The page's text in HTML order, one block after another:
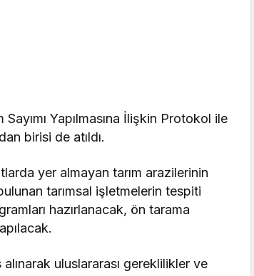
Sayımı Yapılmasına İlişkin Protokol ile
birisi de atıldı.
yer almayan tarım arazilerinin
tarımsal işletmelerin tespiti
hazırlanacak, ön tarama
uluslararası gereklilikler ve